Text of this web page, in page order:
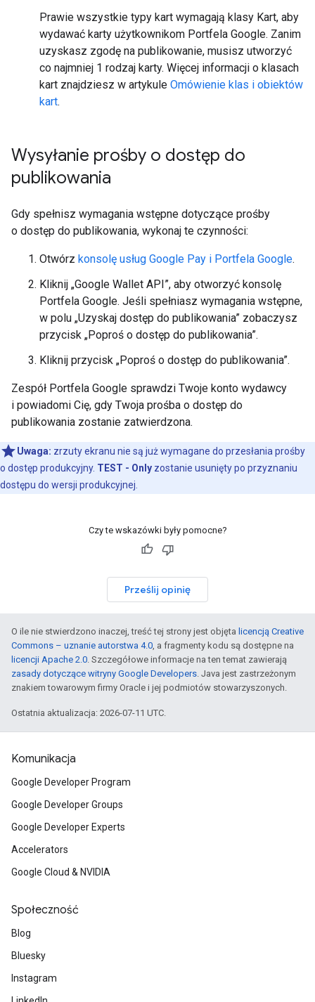
Prawie wszystkie typy kart wymagają klasy Kart, aby
wydawać karty użytkownikom Portfela Google. Zanim
uzyskasz zgodę na publikowanie, musisz utworzyć
co najmniej 1 rodzaj karty. Więcej informacji o klasach
kart znajdziesz w artykule Omówienie klas i obiektów
kart.
Wysyłanie prośby o dostęp do
publikowania
Gdy spełnisz wymagania wstępne dotyczące prośby
o dostęp do publikowania, wykonaj te czynności:
Otwórz konsolę usług Google Pay i Portfela Google.
Kliknij „Google Wallet API”, aby otworzyć konsolę
Portfela Google. Jeśli spełniasz wymagania wstępne,
w polu „Uzyskaj dostęp do publikowania” zobaczysz
przycisk „Poproś o dostęp do publikowania”.
Kliknij przycisk „Poproś o dostęp do publikowania”.
Zespół Portfela Google sprawdzi Twoje konto wydawcy
i powiadomi Cię, gdy Twoja prośba o dostęp do
publikowania zostanie zatwierdzona.
Uwaga: zrzuty ekranu nie są już wymagane do przesłania prośby
o dostęp produkcyjny. TEST - Only zostanie usunięty po przyznaniu
dostępu do wersji produkcyjnej.
Czy te wskazówki były pomocne?
Prześlij opinię
O ile nie stwierdzono inaczej, treść tej strony jest objęta licencją Creative
Commons – uznanie autorstwa 4.0, a fragmenty kodu są dostępne na
licencji Apache 2.0. Szczegółowe informacje na ten temat zawierają
zasady dotyczące witryny Google Developers. Java jest zastrzeżonym
znakiem towarowym firmy Oracle i jej podmiotów stowarzyszonych.
Ostatnia aktualizacja: 2026-07-11 UTC.
Komunikacja
Google Developer Program
Google Developer Groups
Google Developer Experts
Accelerators
Google Cloud & NVIDIA
Społeczność
Blog
Bluesky
Instagram